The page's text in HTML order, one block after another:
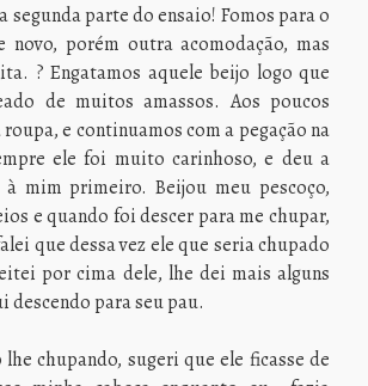
segunda parte do ensaio! Fomos para o
novo, porém outra acomodação, mas
? Engatamos aquele beijo logo que
de muitos amassos. Aos poucos
e continuamos com a pegação na
ele foi muito carinhoso, e deu a
à mim primeiro. Beijou meu pescoço,
e quando foi descer para me chupar,
que dessa vez ele que seria chupado
por cima dele, lhe dei mais alguns
descendo para seu pau.
chupando, sugeri que ele ficasse de